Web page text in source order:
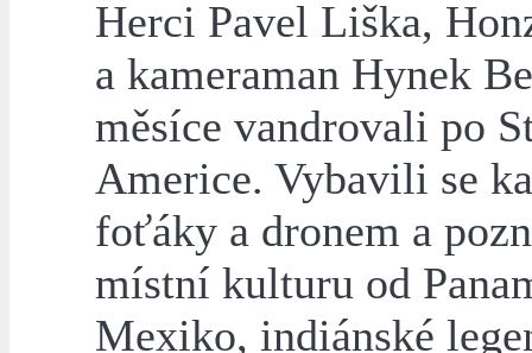
Herci Pavel Liška,
a kameraman Hynek
měsíce vandrovali po
Americe. Vybavili se
foťáky a dronem a
místní kulturu od
Mexiko, indiánské